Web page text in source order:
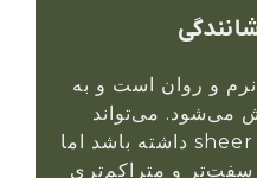
و روان است و به
می‌شود. می‌تواند
پوشانندگی کامل، نیمه یا sheer داشته باشد اما
سفت‌تر و متراکم‌تری